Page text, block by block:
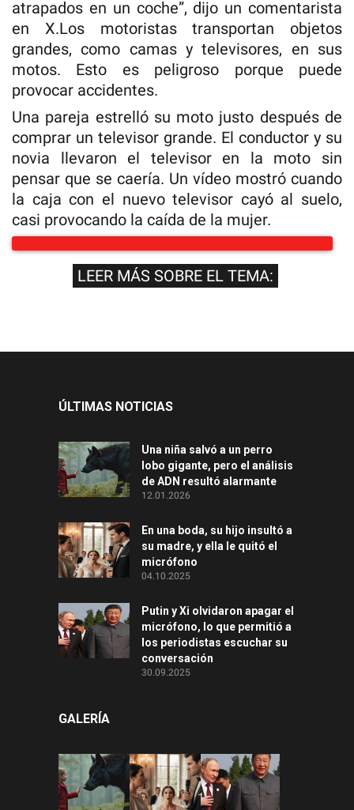
atrapados en un coche”, dijo un comentarista
en X.Los motoristas transportan objetos
grandes, como camas y televisores, en sus
motos. Esto es peligroso porque puede
provocar accidentes.
Una pareja estrelló su moto justo después de
comprar un televisor grande. El conductor y su
novia llevaron el televisor en la moto sin
pensar que se caería. Un vídeo mostró cuando
la caja con el nuevo televisor cayó al suelo,
casi provocando la caída de la mujer.
LEER MÁS SOBRE EL TEMA:
ÚLTIMAS NOTICIAS
Una niña salvó a un perro
lobo gigante, pero el análisis
de ADN resultó alarmante
12.01.2026
En una boda, su hijo insultó a
su madre, y ella le quitó el
micrófono
04.10.2025
Putin y Xi olvidaron apagar el
micrófono, lo que permitió a
los periodistas escuchar su
conversación
30.09.2025
GALERÍA